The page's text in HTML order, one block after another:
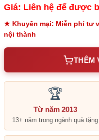
Giá: Liên hệ để được
★ Khuyến mại: Miễn phí tư
nội thành
THÊM
🏆
Từ năm 2013
13+ năm trong ngành quà tặng